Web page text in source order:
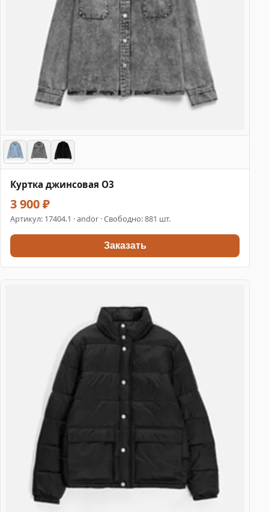
Куртка джинсовая O3
3 900 ₽
Артикул: 17404.1 · andor · Свободно: 881 шт.
Заказать